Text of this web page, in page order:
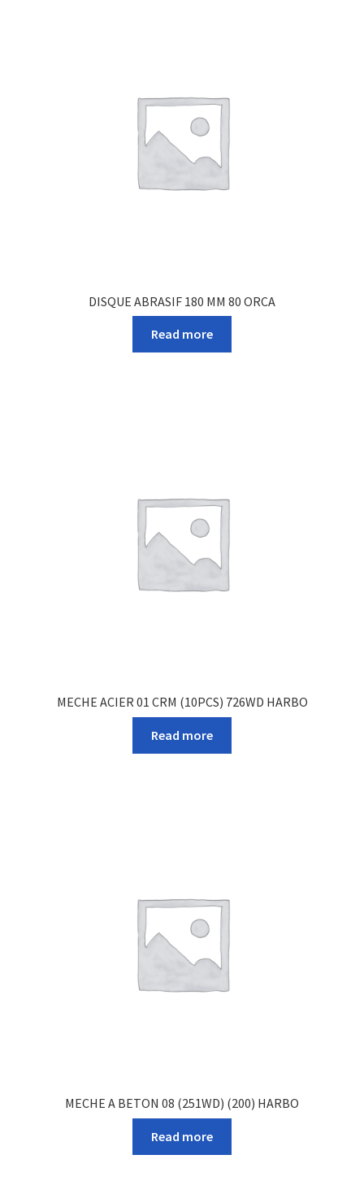
DISQUE ABRASIF 180 MM 80 ORCA
Read more
MECHE ACIER 01 CRM (10PCS) 726WD HARBO
Read more
MECHE A BETON 08 (251WD) (200) HARBO
Read more